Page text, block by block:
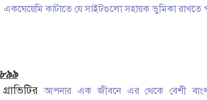
একঘেয়েমি কাটাতে যে সাইটগুলো সহায়ক ভুমিকা রাখতে
আপনার এক জীবনে এর থেকে বেশী